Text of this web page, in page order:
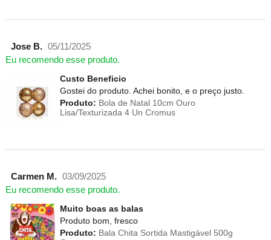
Jose B. 05/11/2025
Eu recomendo esse produto.
Custo Beneficio
Gostei do produto. Achei bonito, e o preço justo.
Produto: Bola de Natal 10cm Ouro
Lisa/Texturizada 4 Un Cromus
Carmen M. 03/09/2025
Eu recomendo esse produto.
Muito boas as balas
Produto bom, fresco
Produto: Bala Chita Sortida Mastigável 500g